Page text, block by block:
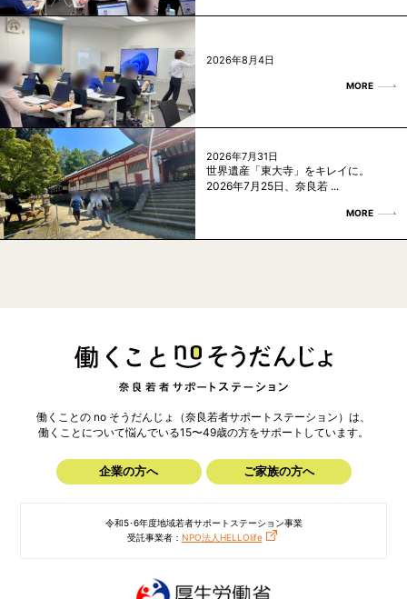
2026年8月4日
MORE
2026年7月31日
世界遺産「東大寺」をキレイに。
2026年7月25日、奈良若 ...
MORE
働くことの no そうだんじょ（奈良若者サポートステーション）は、
働くことについて悩んでいる15〜49歳の方をサポートしています。
企業の方へ ご家族の方へ
令和5･6年度地域若者サポートステーション事業
受託事業者： NPO法人HELLOlife